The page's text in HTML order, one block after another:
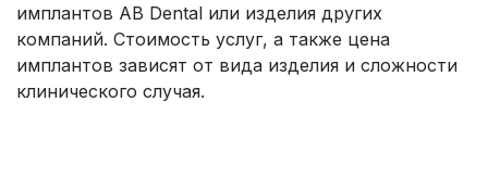
имплантов AB Dental или изделия других
компаний. Стоимость услуг, а также цена
имплантов зависят от вида изделия и сложности
клинического случая.